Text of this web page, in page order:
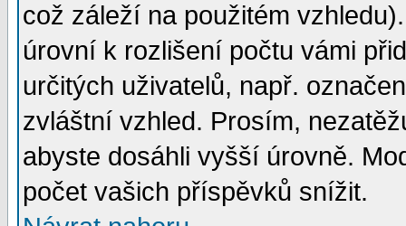
což záleží na použitém
úrovní k rozlišení počtu vámi
určitých uživatelů, např.
zvláštní vzhled. Prosím,
abyste dosáhli vyšší úrovně.
počet vašich příspěvků snížit.